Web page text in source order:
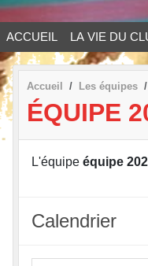
ACCUEIL LA VIE DU
Accueil Les équipes
ÉQUIPE
L'équipe équipe
Calendrier